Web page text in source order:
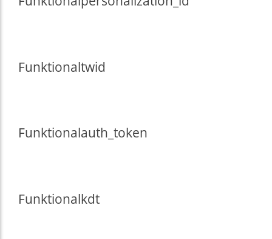
Funktionaltwid
Funktionalauth_token
Funktionalkdt